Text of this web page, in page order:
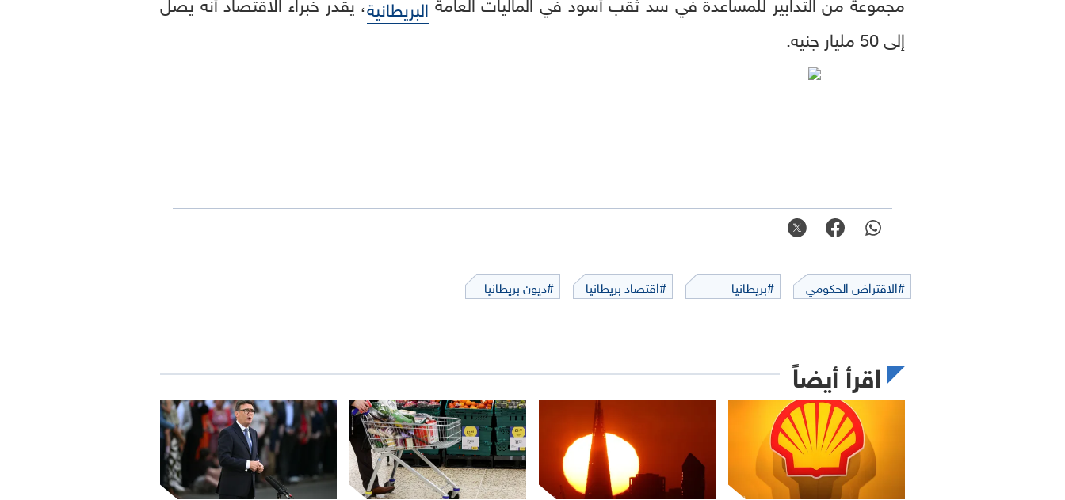
البريطانية
إلى 50 مليار جنيه.
#الاقتراض الحكومي #بريطانيا #اقتصاد بريطانيا #ديون بريطانيا
اقرأ أيضاً